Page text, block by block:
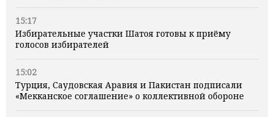
15:17
Избирательные участки Шатоя готовы к приёму
голосов избирателей
15:02
Турция, Саудовская Аравия и Пакистан подписали
«Мекканское соглашение» о коллективной обороне